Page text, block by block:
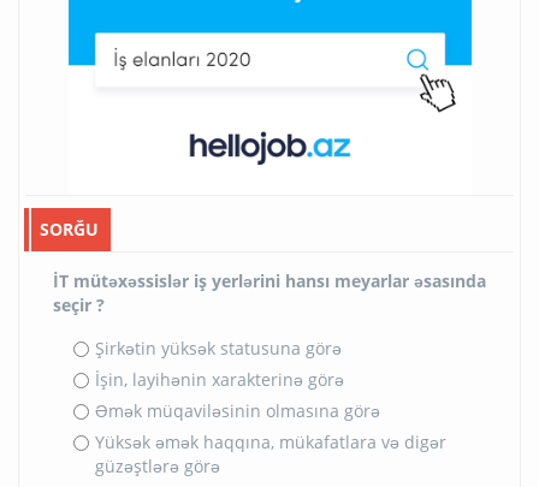
SORĞU
İT mütəxəssislər iş yerlərini hansı meyarlar əsasında
seçir ?
Şirkətin yüksək statusuna görə
İşin, layihənin xarakterinə görə
Əmək müqaviləsinin olmasına görə
Yüksək əmək haqqına, mükafatlara və digər
güzəştlərə görə